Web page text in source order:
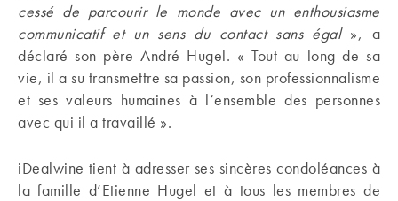
cessé de parcourir le monde avec un enthousiasme
communicatif et un sens du contact sans égal», a
déclaré son père André Hugel. « Tout au long de sa
vie, il a su transmettre sa passion, son professionnalisme
et ses valeurs humaines à l’ensemble des personnes
avec qui il a travaillé ».
iDealwine tient à adresser ses sincères condoléances à
la famille d’Etienne Hugel et à tous les membres de